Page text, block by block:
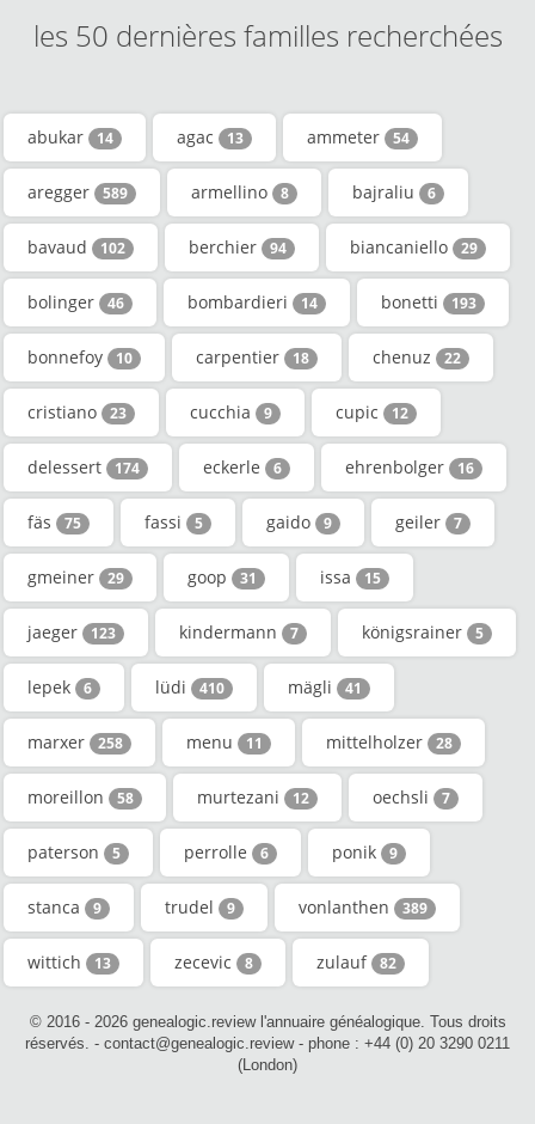
les 50 dernières familles recherchées
abukar 14 agac 13 ammeter 54
aregger 589 armellino 8 bajraliu 6
bavaud 102 berchier 94 biancaniello 29
bolinger 46 bombardieri 14 bonetti 193
bonnefoy 10 carpentier 18 chenuz 22
cristiano 23 cucchia 9 cupic 12
delessert 174 eckerle 6 ehrenbolger 16
fäs 75 fassi 5 gaido 9 geiler 7
gmeiner 29 goop 31 issa 15
jaeger 123 kindermann 7 königsrainer 5
lepek 6 lüdi 410 mägli 41
marxer 258 menu 11 mittelholzer 28
moreillon 58 murtezani 12 oechsli 7
paterson 5 perrolle 6 ponik 9
stanca 9 trudel 9 vonlanthen 389
wittich 13 zecevic 8 zulauf 82
© 2016 - 2026 genealogic.review l'annuaire généalogique. Tous droits
réservés. - contact@genealogic.review - phone : +44 (0) 20 3290 0211
(London)